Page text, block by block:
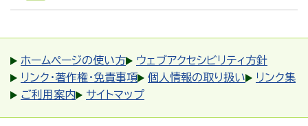
ホームページの使い方
ウェブアクセシビリティ方針
リンク・著作権・免責事項
個人情報の取り扱い
リンク集
ご利用案内
サイトマップ